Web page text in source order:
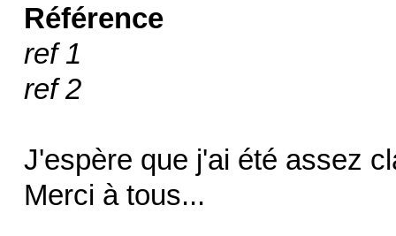
Référence
ref 1
ref 2
J'espère que j'ai été assez
Merci à tous...